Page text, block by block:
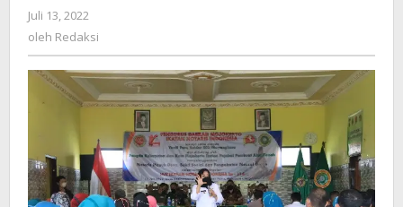
Hukum
Juli 13, 2022
oleh Redaksi